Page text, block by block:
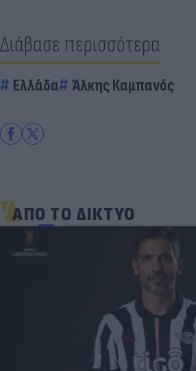
Διάβασε περισσότερα
Ελλάδα Άλκης Καμπανός
ΑΠΟ ΤΟ ΔΙΚΤΥΟ